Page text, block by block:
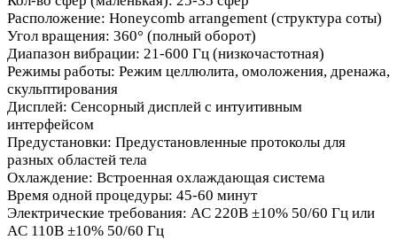
Расположение: Honeycomb arrangement (структура соты)
Угол вращения: 360° (полный оборот)
Диапазон вибрации: 21-600 Гц (низкочастотная)
Режимы работы: Режим целлюлита, омоложения, дренажа,
скульптирования
Дисплей: Сенсорный дисплей с интуитивным
интерфейсом
Предустановки: Предустановленные протоколы для
разных областей тела
Охлаждение: Встроенная охлаждающая система
Время одной процедуры: 45-60 минут
Электрические требования: AC 220В ±10% 50/60 Гц или
AC 110В ±10% 50/60 Гц